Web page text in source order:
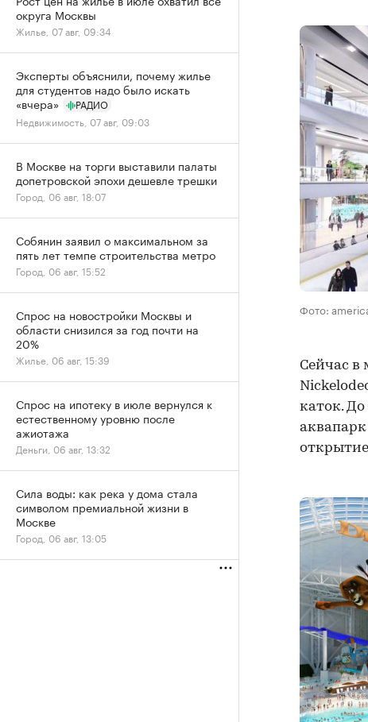
Фото:
Сейчас в
каток. До
округа Москвы
Жилье, 07 авг, 09:34
Эксперты объяснили, почему жилье
для студентов надо было искать
«вчера»
РАДИО
Недвижимость, 07 авг, 09:03
В Москве на торги выставили палаты
допетровской эпохи дешевле трешки
Город, 06 авг, 18:07
Собянин заявил о максимальном за
пять лет темпе строительства метро
Город, 06 авг, 15:52
Спрос на новостройки Москвы и
области снизился за год почти на
20%
Жилье, 06 авг, 15:39
Спрос на ипотеку в июле вернулся к
естественному уровню после
ажиотажа
Деньги, 06 авг, 13:32
Сила воды: как река у дома стала
символом премиальной жизни в
Москве
Город, 06 авг, 13:05